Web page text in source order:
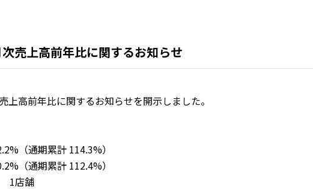
次売上高前年比に関するお知らせ
上高前年比に関するお知らせを開示しました。
（通期累計 114.3%）
（通期累計 112.4%）
舗